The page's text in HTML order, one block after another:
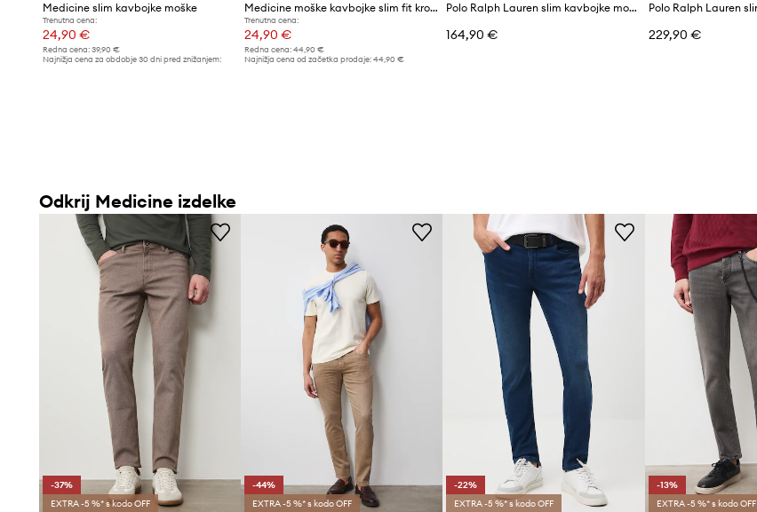
Medicine slim kavbojke moške
Trenutna cena:
24,90 €
Redna cena: 39,90 €
Najnižja cena za obdobje 30 dni pred znižanjem:
Medicine moške kavbojke slim fit kroja
Trenutna cena:
24,90 €
Redna cena:44,90 €
Najnižja cena od začetka prodaje:44,90 €
Polo Ralph Lauren slim kavbojke moške
164,90 € 229,90 €
Odkrij Medicine izdelke
-37%
EXTRA -5 %* s kodo OFF
-44%
EXTRA -5 %* s kodo OFF
-22%
EXTRA -5 %* s kodo OFF
-13%
EXTRA -5 %* s kodo OFF